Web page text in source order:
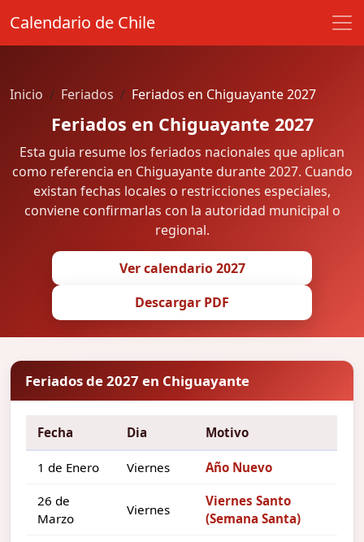
Calendario de Chile
Inicio Feriados Feriados en Chiguayante 2027
Feriados en Chiguayante 2027
Esta guia resume los feriados nacionales que aplican
como referencia en Chiguayante durante 2027. Cuando
existan fechas locales o restricciones especiales,
conviene confirmarlas con la autoridad municipal o
regional.
Ver calendario 2027
Descargar PDF
Feriados de 2027 en Chiguayante
Fecha Dia Motivo
1 de Enero Viernes Año Nuevo
26 de
Marzo
Viernes
Viernes Santo
(Semana Santa)